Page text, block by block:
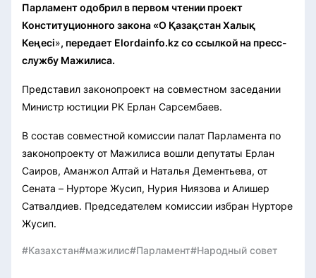
Парламент одобрил в первом чтении проект
Конституционного закона «О Қазақстан Халық
Кеңесі», передает Elordainfo.kz со ссылкой на пресс-
службу Мажилиса.
Представил законопроект на совместном заседании
Министр юстиции РК Ерлан Сарсембаев.
В состав совместной комиссии палат Парламента по
законопроекту от Мажилиса вошли депутаты Ерлан
Саиров, Аманжол Алтай и Наталья Дементьева, от
Сената – Нурторе Жусип, Нурия Ниязова и Алишер
Сатвалдиев. Председателем комиссии избран Нурторе
Жусип.
#Казахстан#мажилис#Парламент#Народный совет